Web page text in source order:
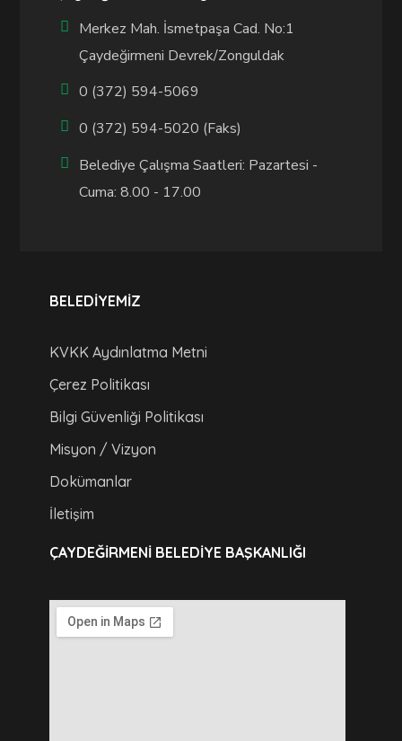
Merkez Mah. İsmetpaşa Cad. No:1
Çaydeğirmeni Devrek/Zonguldak
0 (372) 594-5069
0 (372) 594-5020 (Faks)
Belediye Çalışma Saatleri: Pazartesi -
Cuma: 8.00 - 17.00
BELEDİYEMİZ
KVKK Aydınlatma Metni
Çerez Politikası
Bilgi Güvenliği Politikası
Misyon / Vizyon
Dokümanlar
İletişim
ÇAYDEĞIRMENI BELEDIYE BAŞKANLIĞI